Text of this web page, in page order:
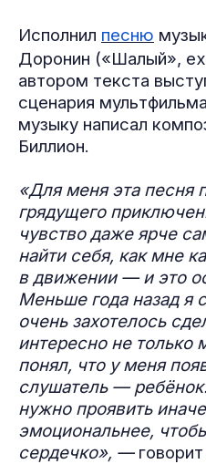
Исполнил песню
Доронин («Шалый»,
автором текста
сценария
музыку написал
Биллион.
«Для меня эта песня
грядущего
чувство даже ярче
найти себя, как мне
в движении — и это
Меньше года назад я
очень захотелось
интересно не только
понял, что у меня
слушатель —
нужно проявить
эмоциональнее,
сердечко», —